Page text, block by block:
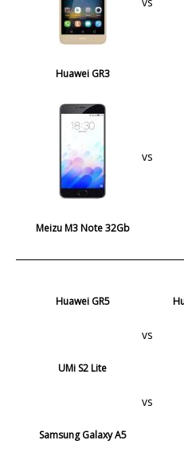
Huawei GR3
Meizu M3 Note 32Gb
vs
Huawei GR5
vs
UMi S2 Lite
vs
Samsung Galaxy A5